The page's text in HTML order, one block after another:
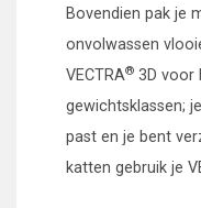
Bovendien pak je
onvolwassen
VECTRA® 3D voor
gewichtsklassen;
past en je bent
katten gebruik je